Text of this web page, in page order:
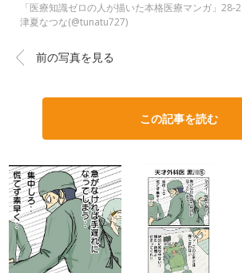
「医療知識ゼロの人が描いた本格医療マンガ」28-2
津夏なつな(@tunatu727)
前の写真を見る
この記事を読む